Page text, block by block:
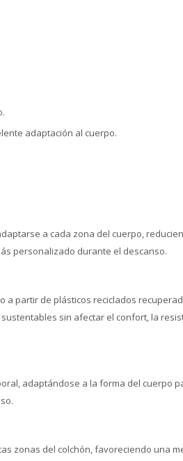
adaptación al cuerpo.
a cada zona del cuerpo,
personalizado durante el descanso.
a partir de plásticos reciclados
sin afectar el confort, la
adaptándose a la forma del cuerpo
zonas del colchón, favoreciendo una